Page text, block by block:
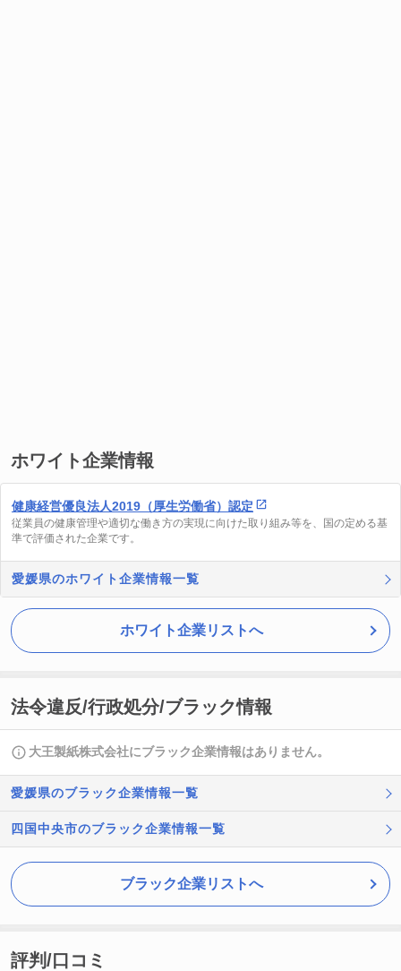
ホワイト企業情報
健康経営優良法人2019（厚生労働省）認定
従業員の健康管理や適切な働き方の実現に向けた取り組み等を、国の定める基
準で評価された企業です。
愛媛県のホワイト企業情報一覧
ホワイト企業リストへ
法令違反/行政処分/ブラック情報
大王製紙株式会社にブラック企業情報はありません。
愛媛県のブラック企業情報一覧
四国中央市のブラック企業情報一覧
ブラック企業リストへ
評判/口コミ